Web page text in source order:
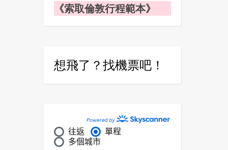
《索取倫敦行程範本》
想飛了？找機票吧！